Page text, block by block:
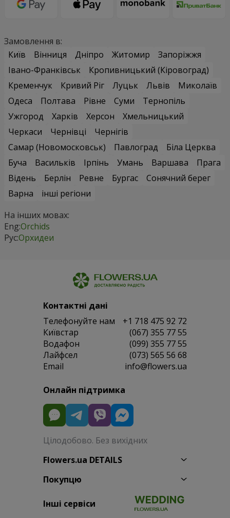
Замовлення в:
Київ
Вінниця Дніпро Житомир
Запоріжжя
Івано-Франківськ
Кропивницький (Кіровоград)
Кременчук
Кривий Ріг Луцьк Львів
Миколаїв
Одеса
Полтава Рівне Суми
Тернопіль
Ужгород
Харків Херсон
Хмельницький
Черкаси
Чернівці
Чернігів
Самар (Новомосковськ)
Павлоград
Біла Церква
Буча
Васильків Ірпінь Умань Варшава
Прага
Відень
Берлін Ревне Бургас
Сонячний берег
Варна
інші регіони
На інших мовах:
Eng:Orchids
Рус:Орхидеи
Контактні дані
Телефонуйте нам
+1 718 475 92 72
Київстар
(067) 355 77 55
Водафон
(099) 355 77 55
Лайфсел
(073) 565 56 68
Email
info@flowers.ua
Онлайн підтримка
Цілодобово. Без вихідних
Flowers.ua DETAILS
Покупцю
Інші сервіси